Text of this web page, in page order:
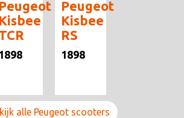
Peugeot
Kisbee
Peugeot
Kisbee
RS
1898
alle Peugeot scooters